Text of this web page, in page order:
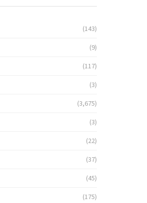
(143)
(9)
(117)
(3)
(3,675)
(3)
(22)
(37)
(45)
(175)